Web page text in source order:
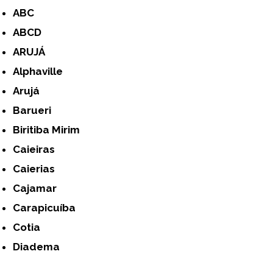
ABC
ABCD
ARUJÁ
Alphaville
Arujá
Barueri
Biritiba Mirim
Caieiras
Caierias
Cajamar
Carapicuíba
Cotia
Diadema